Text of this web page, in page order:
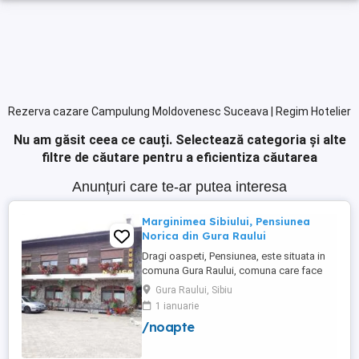
Rezerva cazare Campulung Moldovenesc Suceava | Regim Hotelier
Nu am găsit ceea ce cauți. Selectează categoria și alte
filtre de căutare pentru a eficientiza căutarea
Anunțuri care te-ar putea interesa
Marginimea Sibiului, Pensiunea
Norica din Gura Raului
Dragi oaspeti, Pensiunea, este situata in
comuna Gura Raului, comuna care face
parte din salba celor mai vechi, frumoase
si instarite asezari ce alcatuiesc
Marginimea Sibiului, la 18 km de Sibiu in
directia Sebes (Cristian, Orlat, Gura
Gura Raului, Sibiu
1 ianuarie
/noapte